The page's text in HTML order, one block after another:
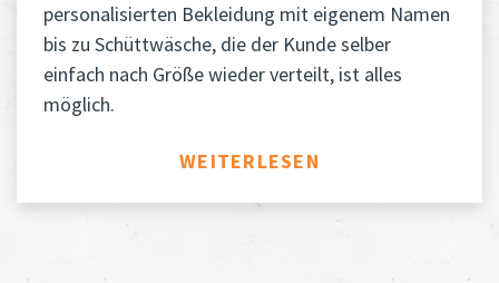
personalisierten Bekleidung mit eigenem Namen
bis zu Schüttwäsche, die der Kunde selber
einfach nach Größe wieder verteilt, ist alles
möglich.
ARTIKEL „INN-TEX: NUR
WEITERLESEN